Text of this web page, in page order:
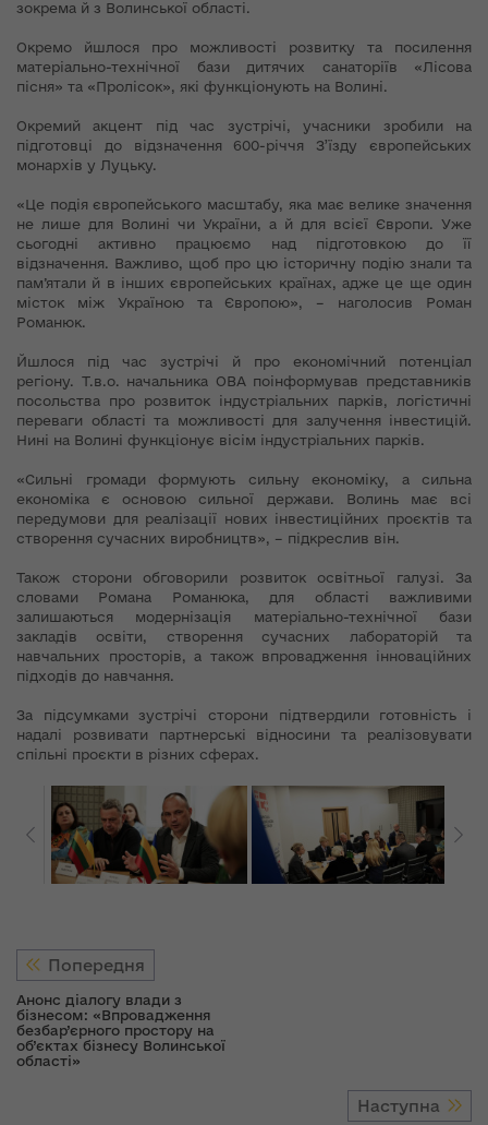
зокрема й з Волинської області.
Окремо йшлося про можливості розвитку та посилення
матеріально-технічної бази дитячих санаторіїв «Лісова
пісня» та «Пролісок», які функціонують на Волині.
Окремий акцент під час зустрічі, учасники зробили на
підготовці до відзначення 600-річчя З’їзду європейських
монархів у Луцьку.
«Це подія європейського масштабу, яка має велике значення
не лише для Волині чи України, а й для всієї Європи. Уже
сьогодні активно працюємо над підготовкою до її
відзначення. Важливо, щоб про цю історичну подію знали та
пам’ятали й в інших європейських країнах, адже це ще один
місток між Україною та Європою», – наголосив Роман
Романюк.
Йшлося під час зустрічі й про економічний потенціал
регіону. Т.в.о. начальника ОВА поінформував представників
посольства про розвиток індустріальних парків, логістичні
переваги області та можливості для залучення інвестицій.
Нині на Волині функціонує вісім індустріальних парків.
«Сильні громади формують сильну економіку, а сильна
економіка є основою сильної держави. Волинь має всі
передумови для реалізації нових інвестиційних проєктів та
створення сучасних виробництв», – підкреслив він.
Також сторони обговорили розвиток освітньої галузі. За
словами Романа Романюка, для області важливими
залишаються модернізація матеріально-технічної бази
закладів освіти, створення сучасних лабораторій та
навчальних просторів, а також впровадження інноваційних
підходів до навчання.
За підсумками зустрічі сторони підтвердили готовність і
надалі розвивати партнерські відносини та реалізовувати
спільні проєкти в різних сферах.
Попередня
Анонс діалогу влади з
бізнесом: «Впровадження
безбар’єрного простору на
об’єктах бізнесу Волинської
області»
Наступна